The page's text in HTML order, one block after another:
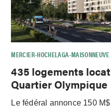
MERCIER-HOCHELAGA-MAISONNEUVE
435 logements
Quartier Olympique
Le fédéral annonce 150